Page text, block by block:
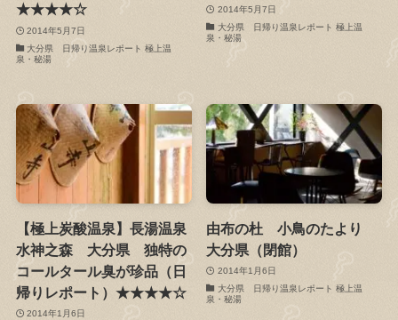
★★★★☆
2014年5月7日
大分県 日帰り温泉レポート 極上温
泉・秘湯
2014年5月7日
大分県 日帰り温泉レポート 極上温
泉・秘湯
【極上炭酸温泉】長湯温泉
水神之森 大分県 独特の
コールタール臭が珍品（日
帰りレポート）★★★★☆
2014年1月6日
由布の杜 小鳥のたより
大分県（閉館）
2014年1月6日
大分県 日帰り温泉レポート 極上温
泉・秘湯